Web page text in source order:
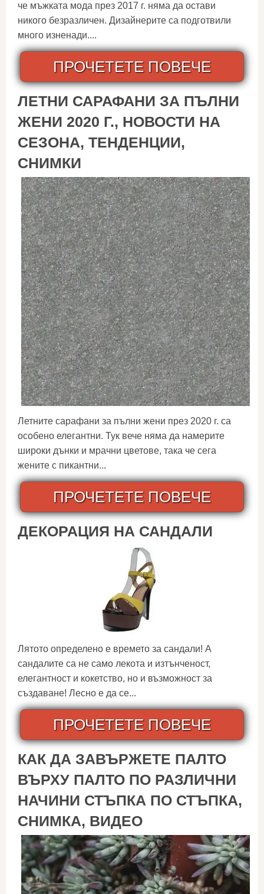
че мъжката мода през 2017 г. няма да остави
никого безразличен. Дизайнерите са подготвили
много изненади....
ПРОЧЕТЕТЕ ПОВЕЧЕ
ЛЕТНИ САРАФАНИ ЗА ПЪЛНИ
ЖЕНИ 2020 Г., НОВОСТИ НА
СЕЗОНА, ТЕНДЕНЦИИ,
СНИМКИ
Летните сарафани за пълни жени през 2020 г. са
особено елегантни. Тук вече няма да намерите
широки дънки и мрачни цветове, така че сега
жените с пикантни...
ПРОЧЕТЕТЕ ПОВЕЧЕ
ДЕКОРАЦИЯ НА САНДАЛИ
Лятото определено е времето за сандали! А
сандалите са не само лекота и изтънченост,
елегантност и кокетство, но и възможност за
създаване! Лесно е да се...
ПРОЧЕТЕТЕ ПОВЕЧЕ
КАК ДА ЗАВЪРЖЕТЕ ПАЛТО
ВЪРХУ ПАЛТО ПО РАЗЛИЧНИ
НАЧИНИ СТЪПКА ПО СТЪПКА,
СНИМКА, ВИДЕО